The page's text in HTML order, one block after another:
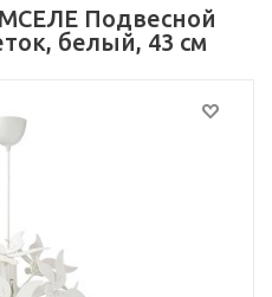
Подвесной
белый, 43 см